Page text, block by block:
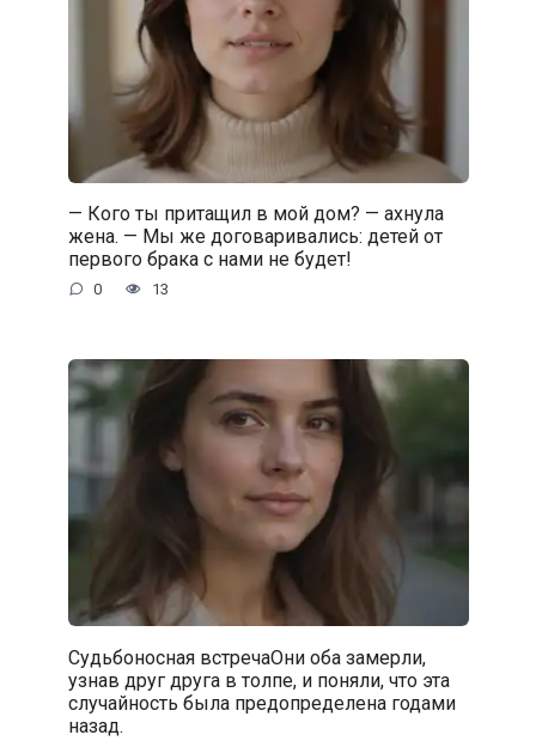
— Кого ты притащил в мой дом? — ахнула
жена. — Мы же договаривались: детей от
первого брака с нами не будет!
0 13
Судьбоносная встречаОни оба замерли,
узнав друг друга в толпе, и поняли, что эта
случайность была предопределена годами
назад.